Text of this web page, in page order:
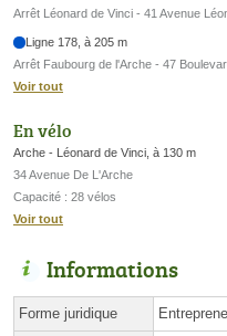
Arrêt Léonard de Vinci - 41 Avenue
Ligne 178, à 205 m
Arrêt Faubourg de l'Arche - 47
Voir tout
En vélo
Arche - Léonard de Vinci, à 130 m
34 Avenue De L'Arche
Capacité : 28 vélos
Voir tout
Informations
Forme juridique